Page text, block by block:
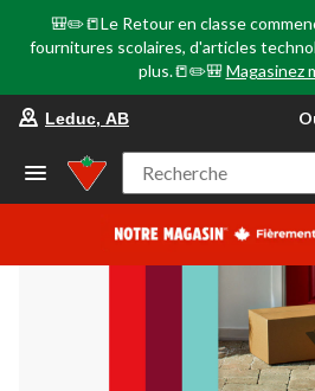
🎒✏️📒Le Retour en classe
fournitures scolaires, d'articles
plus.📒✏️🎒 Magasinez
votre
AB,
à
22:00
cliquer
pour
Leduc, AB
Recherche